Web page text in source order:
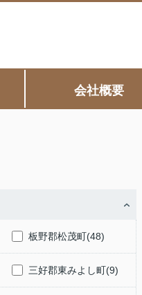
会社概要
板野郡松茂町(48)
三好郡東みよし町(9)